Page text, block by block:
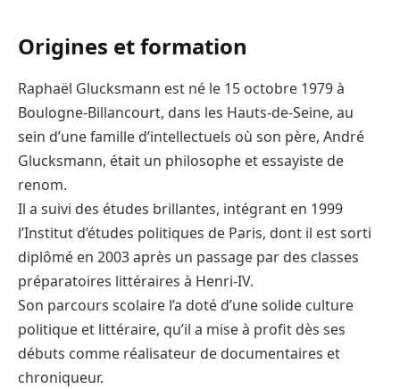
Origines et formation
Raphaël Glucksmann est né le 15 octobre 1979 à
Boulogne-Billancourt, dans les Hauts-de-Seine, au
sein d’une famille d’intellectuels où son père, André
Glucksmann, était un philosophe et essayiste de
renom.
Il a suivi des études brillantes, intégrant en 1999
l’Institut d’études politiques de Paris, dont il est sorti
diplômé en 2003 après un passage par des classes
préparatoires littéraires à Henri-IV.
Son parcours scolaire l’a doté d’une solide culture
politique et littéraire, qu’il a mise à profit dès ses
débuts comme réalisateur de documentaires et
chroniqueur.